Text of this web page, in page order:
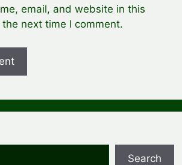
email, and website in this
next time I comment.
Search